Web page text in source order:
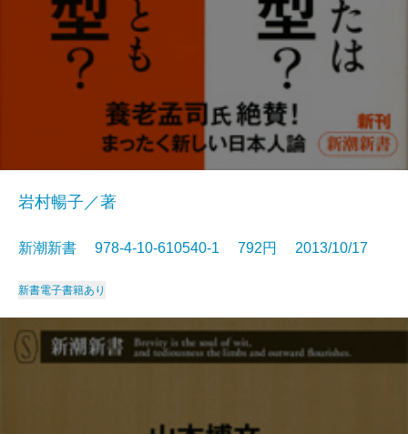
岩村暢子／著
新潮新書 978-4-10-610540-1 792円 2013/10/17
新書電子書籍あり